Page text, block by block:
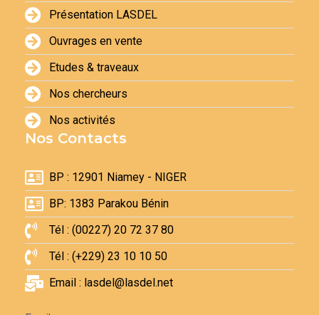
Présentation LASDEL
Ouvrages en vente
Etudes & traveaux
Nos chercheurs
Nos activités
Nos Contacts
BP : 12901 Niamey - NIGER
BP: 1383 Parakou Bénin
Tél : (00227) 20 72 37 80
Tél : (+229) 23 10 10 50
Email : lasdel@lasdel.net